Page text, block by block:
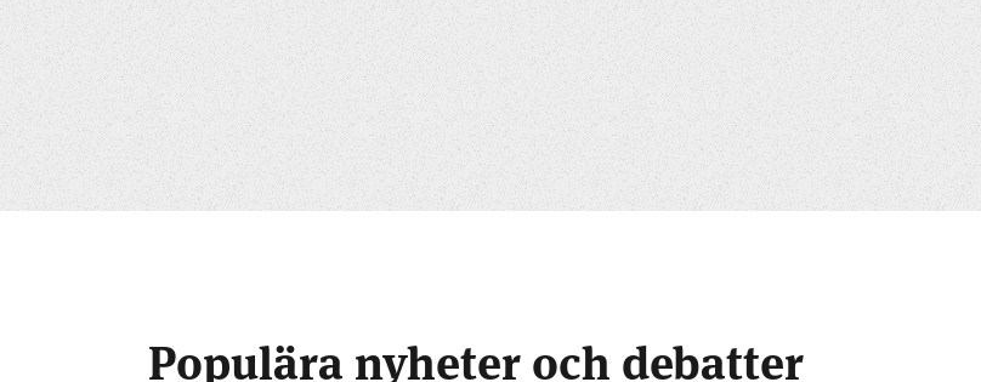
Populära nyheter och debatter